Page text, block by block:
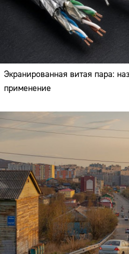
Экранированная витая пара:
применение